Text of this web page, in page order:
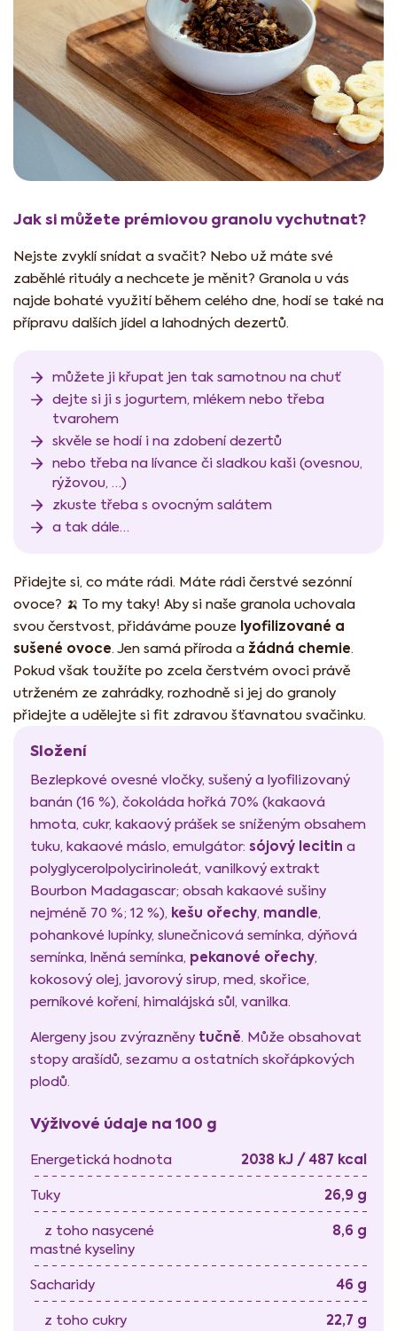
Jak si můžete prémiovou granolu vychutnat?
Nejste zvyklí snídat a svačit? Nebo už máte své
zaběhlé rituály a nechcete je měnit? Granola u vás
najde bohaté využití během celého dne, hodí se také na
přípravu dalších jídel a lahodných dezertů.
můžete ji křupat jen tak samotnou na chuť
dejte si ji s jogurtem, mlékem nebo třeba
tvarohem
skvěle se hodí i na zdobení dezertů
nebo třeba na lívance či sladkou kaši (ovesnou,
rýžovou, …)
zkuste třeba s ovocným salátem
a tak dále…
Přidejte si, co máte rádi. Máte rádi čerstvé sezónní
ovoce? 🍌 To my taky! Aby si naše granola uchovala
svou čerstvost, přidáváme pouze lyofilizované a
sušené ovoce. Jen samá příroda a žádná chemie.
Pokud však toužíte po zcela čerstvém ovoci právě
utrženém ze zahrádky, rozhodně si jej do granoly
přidejte a udělejte si fit zdravou šťavnatou svačinku.
Složení
Bezlepkové ovesné vločky, sušený a lyofilizovaný
banán (16 %), čokoláda hořká 70% (kakaová
hmota, cukr, kakaový prášek se sníženým obsahem
tuku, kakaové máslo, emulgátor: sójový lecitin a
polyglycerolpolycirinoleát, vanilkový extrakt
Bourbon Madagascar; obsah kakaové sušiny
nejméně 70 %; 12 %), kešu ořechy, mandle,
pohankové lupínky, slunečnicová semínka, dýňová
semínka, lněná semínka, pekanové ořechy,
kokosový olej, javorový sirup, med, skořice,
perníkové koření, himalájská sůl, vanilka.
Alergeny jsou zvýrazněny tučně. Může obsahovat
stopy arašídů, sezamu a ostatních skořápkových
plodů.
Výživové údaje na 100 g
Energetická hodnota 2038 kJ / 487 kcal
Tuky 26,9 g
z toho nasycené
mastné kyseliny
8,6 g
Sacharidy 46 g
z toho cukry 22,7 g